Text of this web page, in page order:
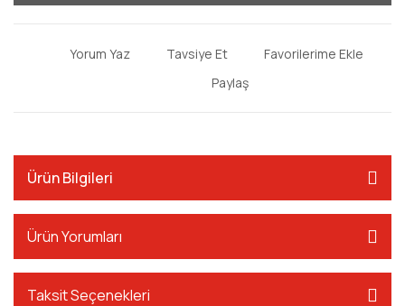
Yorum Yaz
Tavsiye Et
Paylaş
Ürün Bilgileri
Ürün Yorumları
Taksit Seçenekleri